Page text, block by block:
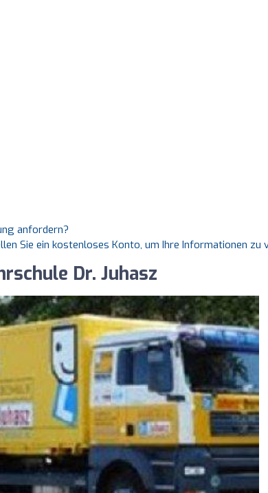
anfordern?
Sie ein kostenloses Konto, um Ihre Informationen zu
Dr. Juhasz